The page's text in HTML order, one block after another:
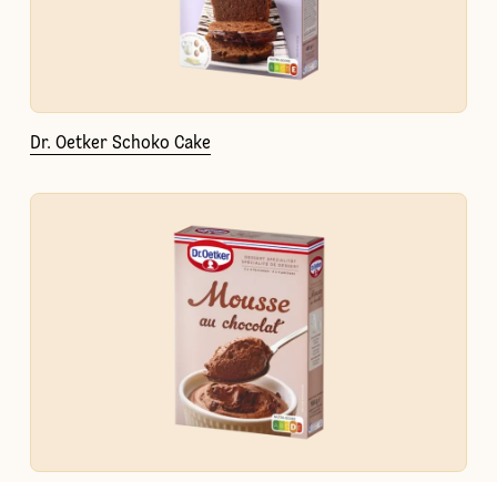
Dr. Oetker Schoko Cake